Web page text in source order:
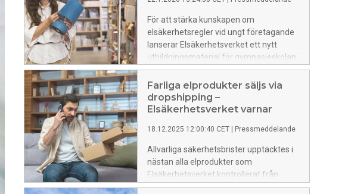
För att stärka kunskapen om
elsäkerhetsregler vid ungt företagande
lanserar Elsäkerhetsverket ett nytt
utbildningsmaterial för gymnasieskolan.
Informationen riktar sig till både lärare
och elever och ska ge unga företagare
bättre förutsättningar att göra säkra och
lagliga val, till exempel inom UF (Ung
Farliga elprodukter säljs via
dropshipping –
Elsäkerhetsverket varnar
18.12.2025 12:00:40 CET Pressmeddelande
Allvarliga säkerhetsbrister upptäcktes i
nästan alla elprodukter som
Elsäkerhetsverket kontrollerat från
handel via dropshipping. Produkterna